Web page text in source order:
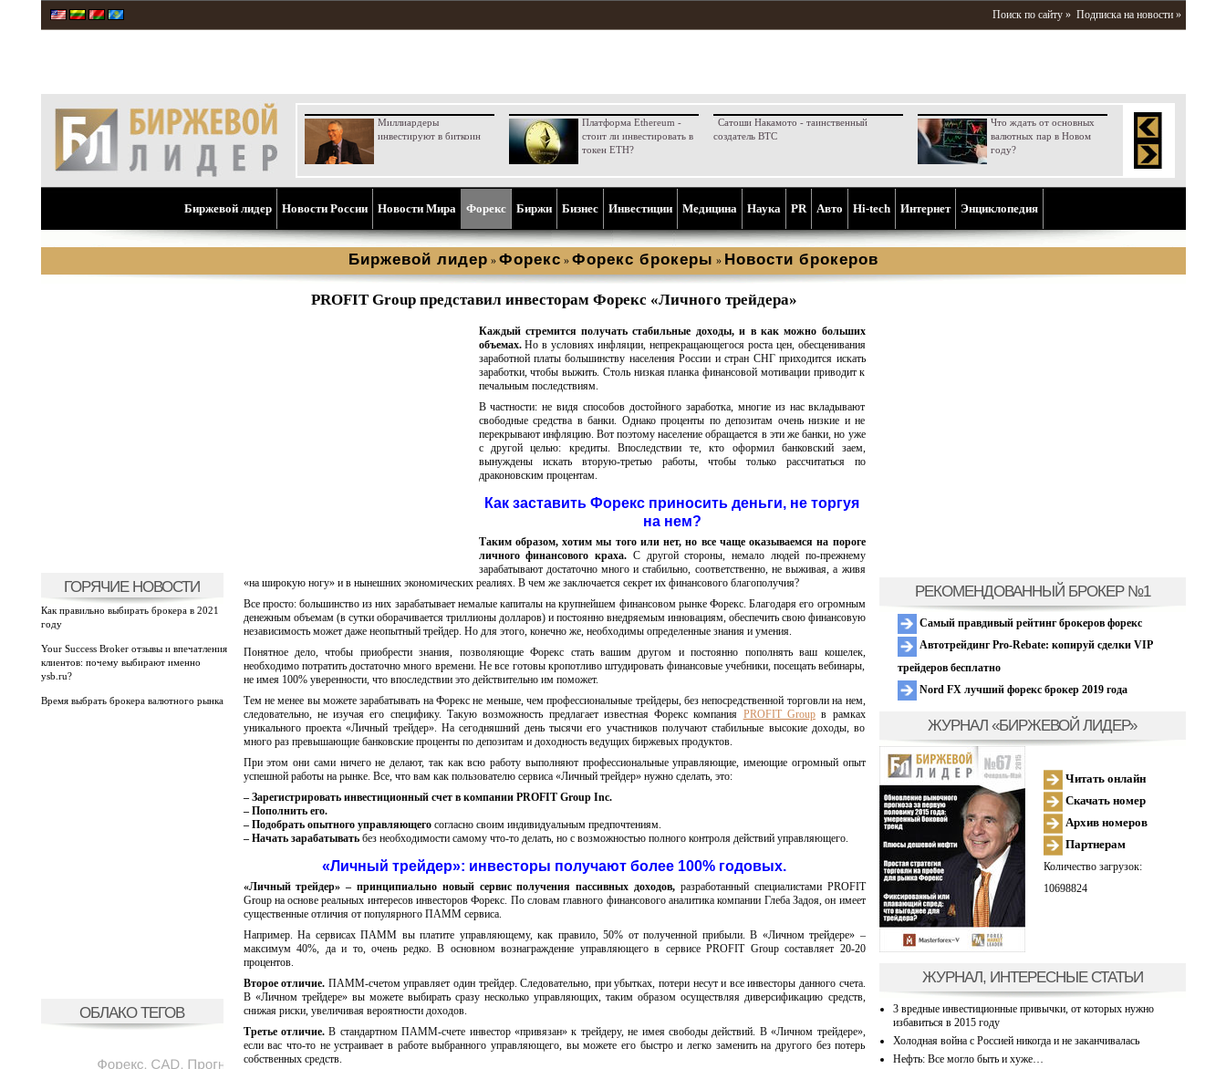
Поиск по сайту » Подписка на новости »
Миллиардеры
инвестируют в биткоин
Платформа Ethereum -
стоит ли инвестировать в
токен ETH?
Сатоши Накамото - таинственный
создатель BTC
Что ждать от основных
валютных пар в Новом
году?
Биржевой лидер Новости России Новости Мира Форекс Биржи Бизнес Инвестиции Медицина Наука PR Aвто Hi-tech Интернет Энциклопедия
Биржевой лидер » Форекс » Форекс брокеры » Новости брокеров
ГОРЯЧИЕ НОВОСТИ
Как правильно выбирать брокера в 2021
году
Your Success Broker отзывы и впечатления
клиентов: почему выбирают именно
ysb.ru?
Время выбрать брокера валютного рынка
ОБЛАКО ТЕГОВ
PROFIT Group представил инвесторам Форекс «Личного трейдера»
Каждый стремится получать стабильные доходы, и в как можно больших
объемах.Но в условиях инфляции, непрекращающегося роста цен, обесценивания
заработной платы большинству населения России и стран СНГ приходится искать
заработки, чтобы выжить. Столь низкая планка финансовой мотивации приводит к
печальным последствиям.
В частности: не видя способов достойного заработка, многие из нас вкладывают
свободные средства в банки. Однако проценты по депозитам очень низкие и не
перекрывают инфляцию. Вот поэтому население обращается в эти же банки, но уже
с другой целью: кредиты. Впоследствии те, кто оформил банковский заем,
вынуждены искать вторую-третью работы, чтобы только рассчитаться по
драконовским процентам.
Как заставить Форекс приносить деньги, не торгуя
на нем?
Таким образом, хотим мы того или нет, но все чаще оказываемся на пороге
личного финансового краха. С другой стороны, немало людей по-прежнему
зарабатывают достаточно много и стабильно, соответственно, не выживая, а живя
«на широкую ногу» и в нынешних экономических реалиях. В чем же заключается секрет их финансового благополучия?
Все просто: большинство из них зарабатывает немалые капиталы на крупнейшем финансовом рынке Форекс. Благодаря его огромным
денежным объемам (в сутки оборачивается триллионы долларов) и постоянно внедряемым инновациям, обеспечить свою финансовую
независимость может даже неопытный трейдер. Но для этого, конечно же, необходимы определенные знания и умения.
Понятное дело, чтобы приобрести знания, позволяющие Форекс стать вашим другом и постоянно пополнять ваш кошелек,
необходимо потратить достаточно много времени. Не все готовы кропотливо штудировать финансовые учебники, посещать вебинары,
не имея 100% уверенности, что впоследствии это действительно им поможет.
Тем не менее вы можете зарабатывать на Форекс не меньше, чем профессиональные трейдеры, без непосредственной торговли на нем,
следовательно, не изучая его специфику. Такую возможность предлагает известная Форекс компания PROFIT Groupв рамках
уникального проекта «Личный трейдер». На сегодняшний день тысячи его участников получают стабильные высокие доходы, во
много раз превышающие банковские проценты по депозитам и доходность ведущих биржевых продуктов.
При этом они сами ничего не делают, так как всю работу выполняют профессиональные управляющие, имеющие огромный опыт
успешной работы на рынке. Все, что вам как пользователю сервиса «Личный трейдер» нужно сделать, это:
– Зарегистрировать инвестиционный счет в компании PROFIT Group Inc.
– Пополнить его.
– Подобрать опытного управляющегосогласно своим индивидуальным предпочтениям.
– Начать зарабатыватьбез необходимости самому что-то делать, но с возможностью полного контроля действий управляющего.
«Личный трейдер»: инвесторы получают более 100% годовых.
«Личный трейдер» – принципиально новый сервис получения пассивных доходов, разработанный специалистами PROFIT
Group на основе реальных интересов инвесторов Форекс. По словам главного финансового аналитика компании Глеба Задоя, он имеет
существенные отличия от популярного ПАММ сервиса.
Например. На сервисах ПАММ вы платите управляющему, как правило, 50% от полученной прибыли. В «Личном трейдере» –
максимум 40%, да и то, очень редко. В основном вознаграждение управляющего в сервисе PROFIT Group составляет 20-20
процентов.
Второе отличие. ПАММ-счетом управляет один трейдер. Следовательно, при убытках, потери несут и все инвесторы данного счета.
В «Личном трейдере» вы можете выбирать сразу несколько управляющих, таким образом осуществляя диверсификацию средств,
снижая риски, увеличивая вероятности доходов.
Третье отличие.В стандартном ПАММ-счете инвестор «привязан» к трейдеру, не имея свободы действий. В «Личном трейдере»,
если вас что-то не устраивает в работе выбранного управляющего, вы можете его быстро и легко заменить на другого без потерь
собственных средств.
РЕКОМЕНДОВАННЫЙ БРОКЕР №1
Самый правдивый рейтинг брокеров форекс
Автотрейдинг Pro-Rebate: копируй сделки VIP
трейдеров бесплатно
Nord FX лучший форекс брокер 2019 года
ЖУРНАЛ «БИРЖЕВОЙ ЛИДЕР»
Читать онлайн
Скачать номер
Архив номеров
Партнерам
Количество загрузок:
10698824
ЖУРНАЛ, ИНТЕРЕСНЫЕ СТАТЬИ
3 вредные инвестиционные привычки, от которых нужно
избавиться в 2015 году
Холодная война с Россией никогда и не заканчивалась
Нефть: Все могло быть и хуже…